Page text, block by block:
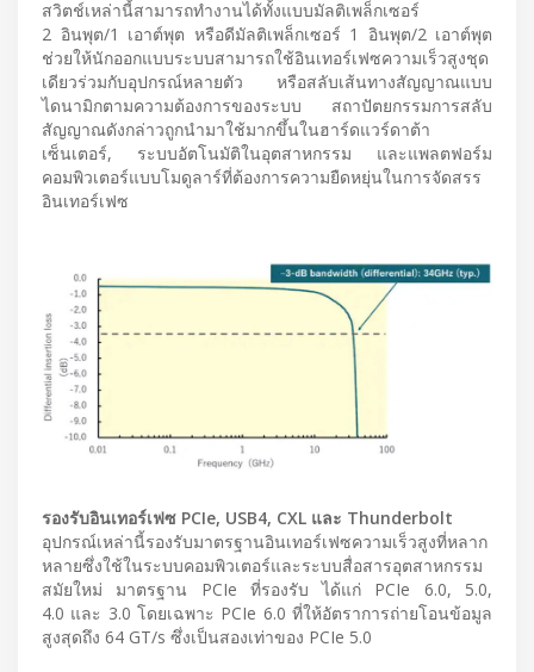
สวิตช์เหล่านี้สามารถทำงานได้ทั้งแบบมัลติเพล็กเซอร์
2 อินพุต/1 เอาต์พุต หรือดีมัลติเพล็กเซอร์ 1 อินพุต/2 เอาต์พุต
ช่วยให้นักออกแบบระบบสามารถใช้อินเทอร์เฟซความเร็วสูงชุด
เดียวร่วมกับอุปกรณ์หลายตัว หรือสลับเส้นทางสัญญาณแบบ
ไดนามิกตามความต้องการของระบบ สถาปัตยกรรมการสลับ
สัญญาณดังกล่าวถูกนำมาใช้มากขึ้นในฮาร์ดแวร์ดาต้า
เซ็นเตอร์, ระบบอัตโนมัติในอุตสาหกรรม และแพลตฟอร์ม
คอมพิวเตอร์แบบโมดูลาร์ที่ต้องการความยืดหยุ่นในการจัดสรร
อินเทอร์เฟซ
รองรับอินเทอร์เฟซ PCIe, USB4, CXL และ Thunderbolt
อุปกรณ์เหล่านี้รองรับมาตรฐานอินเทอร์เฟซความเร็วสูงที่หลาก
หลายซึ่งใช้ในระบบคอมพิวเตอร์และระบบสื่อสารอุตสาหกรรม
สมัยใหม่ มาตรฐาน PCIe ที่รองรับ ได้แก่ PCIe 6.0, 5.0,
4.0 และ 3.0 โดยเฉพาะ PCIe 6.0 ที่ให้อัตราการถ่ายโอนข้อมูล
สูงสุดถึง 64 GT/s ซึ่งเป็นสองเท่าของ PCIe 5.0